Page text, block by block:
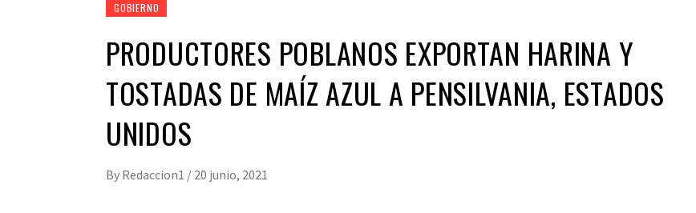
GOBIERNO
PRODUCTORES POBLANOS EXPORTAN HARINA Y
TOSTADAS DE MAÍZ AZUL A PENSILVANIA, ESTADOS
UNIDOS
By Redaccion1 / 20 junio, 2021